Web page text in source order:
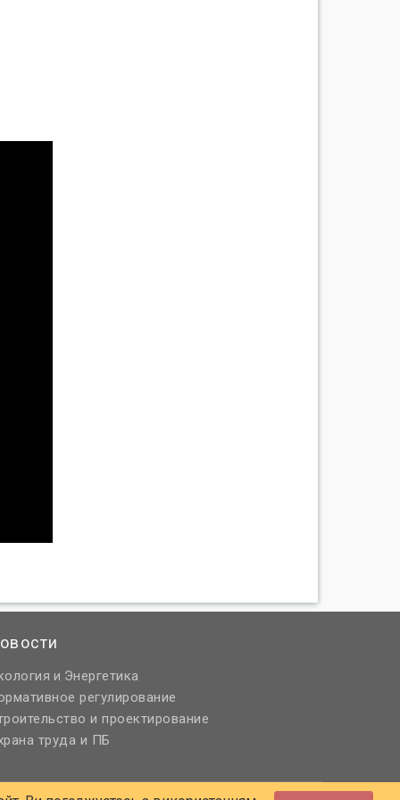
и Энергетика
регулирование
и проектирование
труда и ПБ